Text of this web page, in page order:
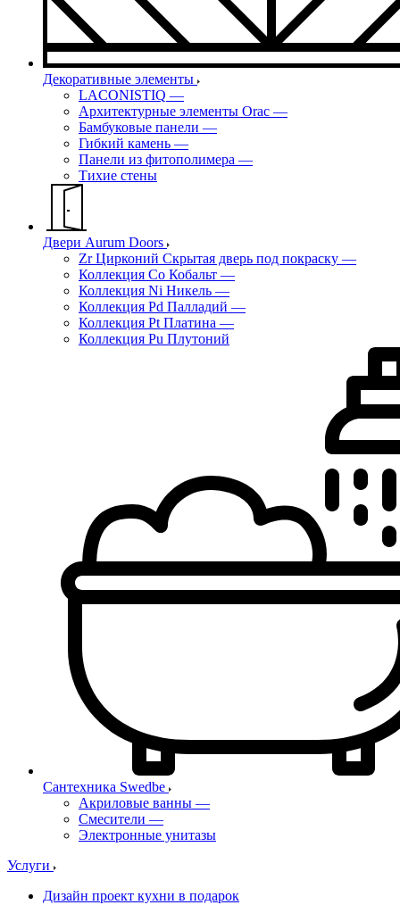
Декоративные элементы
LACONISTIQ —
Архитектурные элементы Orac —
Бамбуковые панели —
Гибкий камень —
Панели из фитополимера —
Тихие стены
Двери Aurum Doors
Zr Цирконий Скрытая дверь под покраску —
Коллекция Co Кобальт —
Коллекция Ni Никель —
Коллекция Pd Палладий —
Коллекция Pt Платина —
Коллекция Pu Плутоний
Сантехника Swedbe
Акриловые ванны —
Смесители —
Электронные унитазы
Услуги
Дизайн проект кухни в подарок